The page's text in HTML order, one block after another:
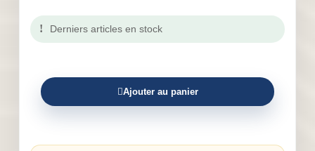
Derniers articles en stock
Ajouter au panier